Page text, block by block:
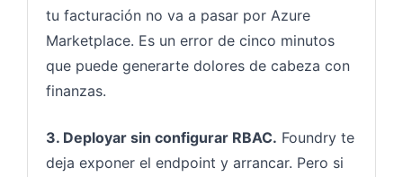
tu facturación no va a pasar por Azure
Marketplace. Es un error de cinco minutos
que puede generarte dolores de cabeza con
finanzas.
3. Deployar sin configurar RBAC. Foundry te
deja exponer el endpoint y arrancar. Pero si